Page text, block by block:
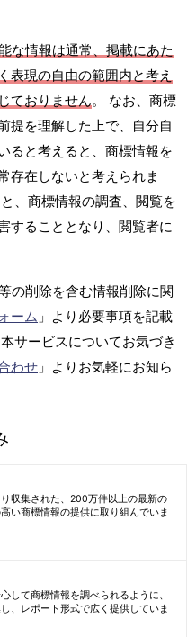
な情報は通常、掲載にあた
表現の自由の範囲内と考え
ておりません。 なお、商標
提を理解した上で、自分自
ると考えると、商標情報を
存在しないと考えられま
、商標情報の調査、閲覧を
することとなり、閲覧者に
の削除を含む情報削除に関
ーム 」より必要事項を記載
サービスについてお気づき
わせ 」よりお気軽にお知ら
収集された、200万件以上の最新の
い商標情報の提供に取り組んでいま
して商標情報を調べられるように、
、レポート形式で広く提供していま